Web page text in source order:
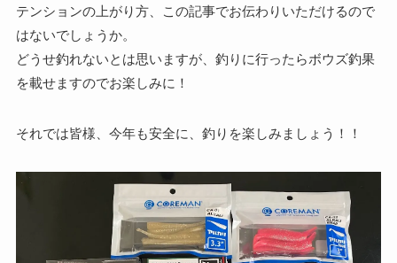
テンションの上がり方、この記事でお伝わりいただけるので
はないでしょうか。
どうせ釣れないとは思いますが、釣りに行ったらボウズ釣果
を載せますのでお楽しみに！
それでは皆様、今年も安全に、釣りを楽しみましょう！！